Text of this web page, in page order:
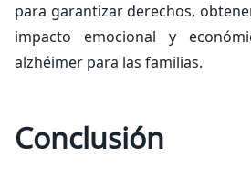
para garantizar derechos,
impacto emocional y
alzhéimer para las familias.
Conclusión